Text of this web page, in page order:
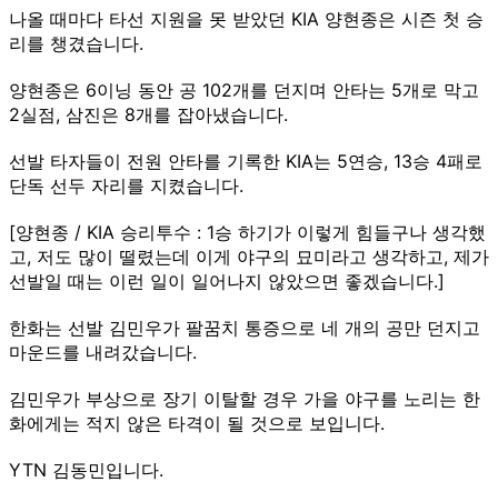
나올 때마다 타선 지원을 못 받았던 KIA 양현종은 시즌 첫 승
리를 챙겼습니다.
양현종은 6이닝 동안 공 102개를 던지며 안타는 5개로 막고
2실점, 삼진은 8개를 잡아냈습니다.
선발 타자들이 전원 안타를 기록한 KIA는 5연승, 13승 4패로
단독 선두 자리를 지켰습니다.
[양현종 / KIA 승리투수 : 1승 하기가 이렇게 힘들구나 생각했
고, 저도 많이 떨렸는데 이게 야구의 묘미라고 생각하고, 제가
선발일 때는 이런 일이 일어나지 않았으면 좋겠습니다.]
한화는 선발 김민우가 팔꿈치 통증으로 네 개의 공만 던지고
마운드를 내려갔습니다.
김민우가 부상으로 장기 이탈할 경우 가을 야구를 노리는 한
화에게는 적지 않은 타격이 될 것으로 보입니다.
YTN 김동민입니다.